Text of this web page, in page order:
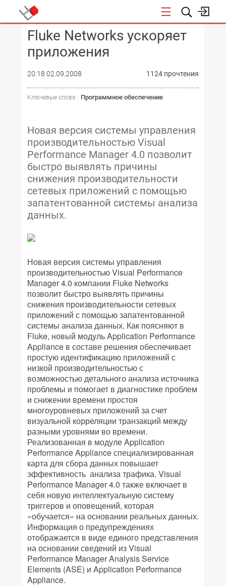
КОНФЕРЕНЦИИ
Fluke Networks ускоряет
приложения
20:18 02.09.2008 1124 прочтения
Ключевые слова : Программное обеспечение
Новая версия системы управления
производительностью Visual
Performance Manager 4.0 позволит
быстро выявлять причины
снижения производительности
сетевых приложений с помощью
запатентованной системы анализа
данных.
Новая версия системы управления
производительностью Visual Performance
Manager 4.0 компании Fluke Networks
позволит быстро выявлять причины
снижения производительности сетевых
приложений с помощью запатентованной
системы анализа данных. Как поясняют в
Fluke, новый модуль Application Performance
Appliance в составе решения обеспечивает
простую идентификацию приложений с
низкой производительностью с
возможностью детального анализа источника
проблемы и помогает в диагностике проблем
и снижении времени простоя
многоуровневых приложений за счет
визуальной корреляции транзакций между
разными уровнями во времени.
Реализованная в модуле Application
Performance Appliance специализированная
карта для сбора данных повышает
эффективность анализа трафика. Visual
Performance Manager 4.0 также включает в
себя новую интеллектуальную систему
триггеров и оповещений, которая
«обучается» на основании реальных данных.
Информация о предупреждениях
отображается в виде единого представления
на основании сведений из Visual
Performance Manager Analysis Service
Elements (ASE) и Application Performance
Appliance.